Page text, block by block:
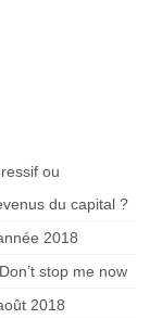
ou
du capital ?
2018
stop me now
2018